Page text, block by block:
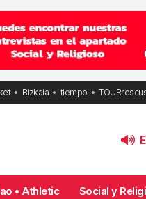
Bizkaia tiempo
• Athletic Social y